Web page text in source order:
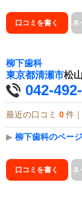
口コミを書く ネ
柳下歯科
東京都清瀬市松
042-
最近の口コミ 0 件
▶ 柳下歯科のペー
口コミを書く ネ